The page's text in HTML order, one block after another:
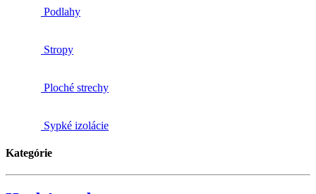
Podlahy
Stropy
Ploché strechy
Sypké izolácie
Kategórie